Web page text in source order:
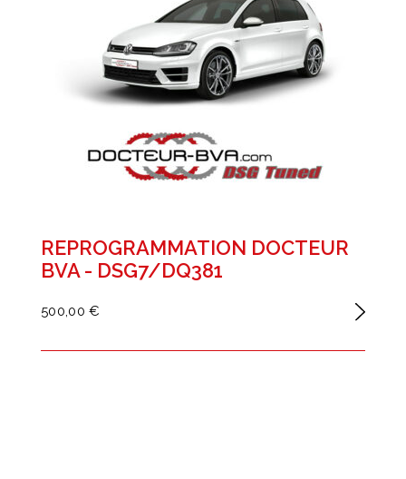
REPROGRAMMATION DOCTEUR
BVA - DSG7/DQ381
500,00 €